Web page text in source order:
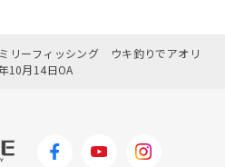
リーフィッシング ウキ釣りでアオリ
10月14日OA